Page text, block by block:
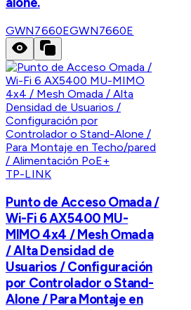
GWN7660EGWN7660E
TP-LINK
Punto de Acceso Omada /
Wi-Fi 6 AX5400 MU-
MIMO 4x4 / Mesh Omada
/ Alta Densidad de
Usuarios / Configuración
por Controlador o Stand-
Alone / Para Montaje en